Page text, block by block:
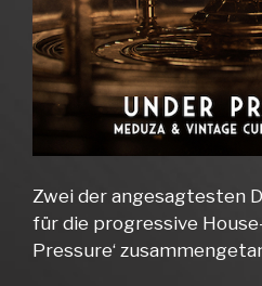
Zwei der angesagtesten
für die progressive
Pressure‘